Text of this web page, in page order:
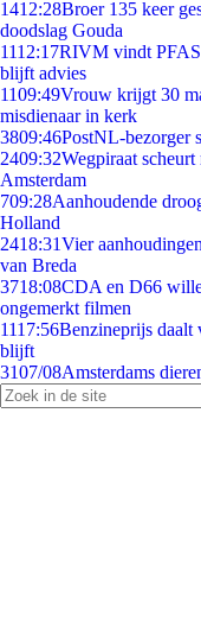
1412:28Broer 135 keer
doodslag Gouda
1112:17RIVM vindt PFAS
blijft advies
1109:49Vrouw krijgt 30
misdienaar in kerk
3809:46PostNL-bezorger
2409:32Wegpiraat
Amsterdam
709:28Aanhoudende
Holland
2418:31Vier
van Breda
3718:08CDA en D66
ongemerkt filmen
1117:56Benzineprijs daalt
blijft
3107/08Amsterdams